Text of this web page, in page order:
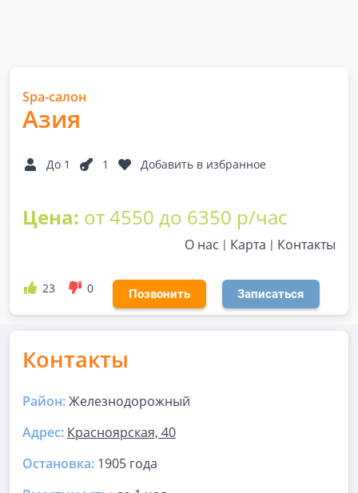
Spa-салон
Азия
До 1 1 Добавить в избранное
Цена: от 4550 до 6350 р/час
О нас Карта Контакты
23 0 Позвонить Записаться
Контакты
Район:Железнодорожный
Адрес: Красноярская, 40
Остановка: 1905 года